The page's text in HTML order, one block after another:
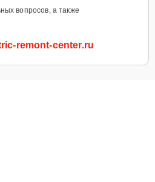
вопросов, а также
remont-center.ru